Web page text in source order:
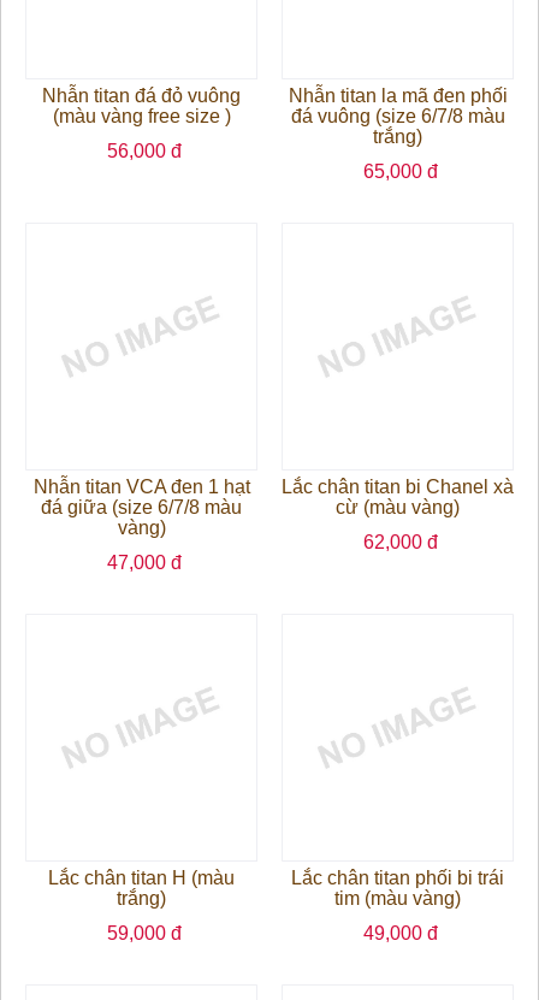
Nhẫn titan đá đỏ vuông
(màu vàng free size )
56,000 đ
Nhẫn titan la mã đen phối
đá vuông (size 6/7/8 màu
trắng)
65,000 đ
Nhẫn titan VCA đen 1 hạt
đá giữa (size 6/7/8 màu
vàng)
47,000 đ
Lắc chân titan bi Chanel xà
cừ (màu vàng)
62,000 đ
Lắc chân titan H (màu
trắng)
59,000 đ
Lắc chân titan phối bi trái
tim (màu vàng)
49,000 đ